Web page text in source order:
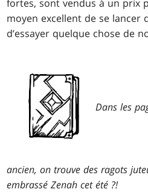
fortes, sont vendus à un prix
moyen excellent de se lancer
d’essayer quelque chose de
Dans les
ancien, on trouve des ragots
embrassé Zenah cet été ?!